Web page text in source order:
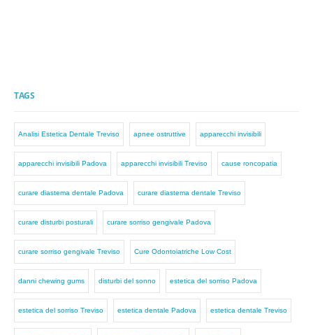
TAGS
Analisi Estetica Dentale Treviso apnee ostruttive apparecchi invisibili
apparecchi invisibili Padova apparecchi invisibili Treviso cause roncopatia
curare diastema dentale Padova curare diastema dentale Treviso
curare disturbi posturali curare sorriso gengivale Padova
curare sorriso gengivale Treviso Cure Odontoiatriche Low Cost
danni chewing gums disturbi del sonno estetica del sorriso Padova
estetica del sorriso Treviso estetica dentale Padova estetica dentale Treviso